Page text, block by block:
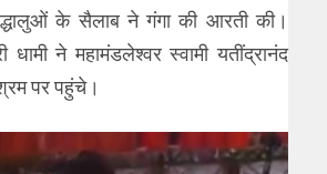
के सैलाब ने गंगा की आरती की।
धामी ने महामंडलेश्वर स्वामी यतींद्रानंद
पर पहुंचे।